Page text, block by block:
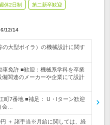
休2日制 第二新卒歓迎
12/14
大型ボイラ）の機械設計に関す
免許 ■歓迎：機械系学科を卒業
関連のメーカーや企業にて設計
町7番地 ■補足： U・Iターン歓迎
会…
＋ 諸手当※月給に関しては、経